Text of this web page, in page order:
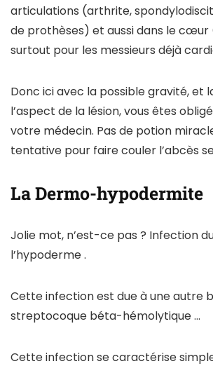
articulations (arthrite,
de prothèses) et aussi dans le
surtout pour les messieurs déjà
Donc ici avec la possible gravité, et
l’aspect de la lésion, vous êtes
votre médecin. Pas de potion
tentative pour faire couler l’abcès
La Dermo-hypodermite
Jolie mot, n’est-ce pas ? Infection
l’hypoderme .
Cette infection est due à une autre
streptocoque béta-hémolytique …
Cette infection se caractérise